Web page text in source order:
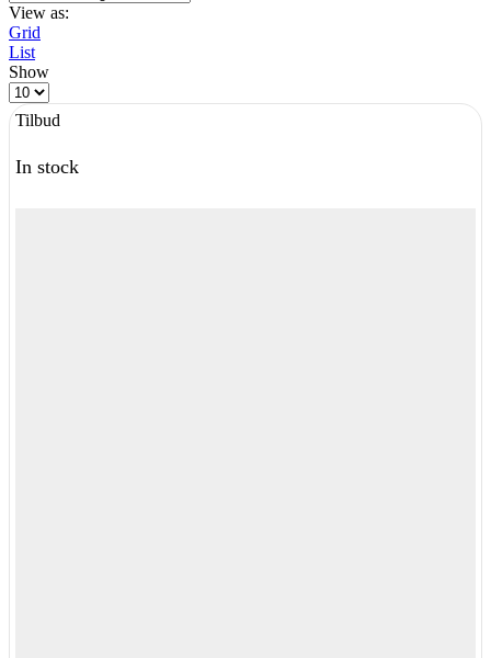
View as:
Grid
List
Show
Products
per
page
Tilbud
In stock